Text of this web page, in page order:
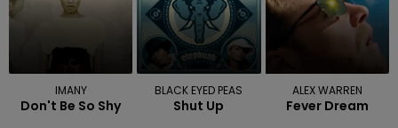
IMANY
Don't Be So Shy
BLACK EYED PEAS
Shut Up
ALEX WARREN
Fever Dream